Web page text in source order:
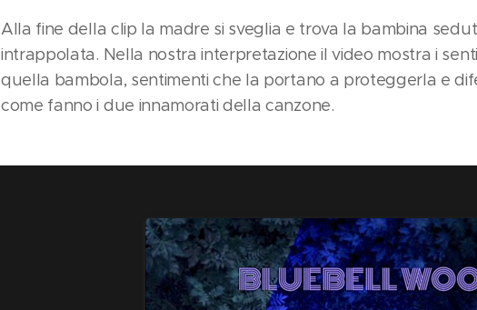
Alla fine della clip la madre si sveglia e trova la bambina
intrappolata. Nella nostra interpretazione il video mostra i
quella bambola, sentimenti che la portano a proteggerla e
come fanno i due innamorati della canzone.